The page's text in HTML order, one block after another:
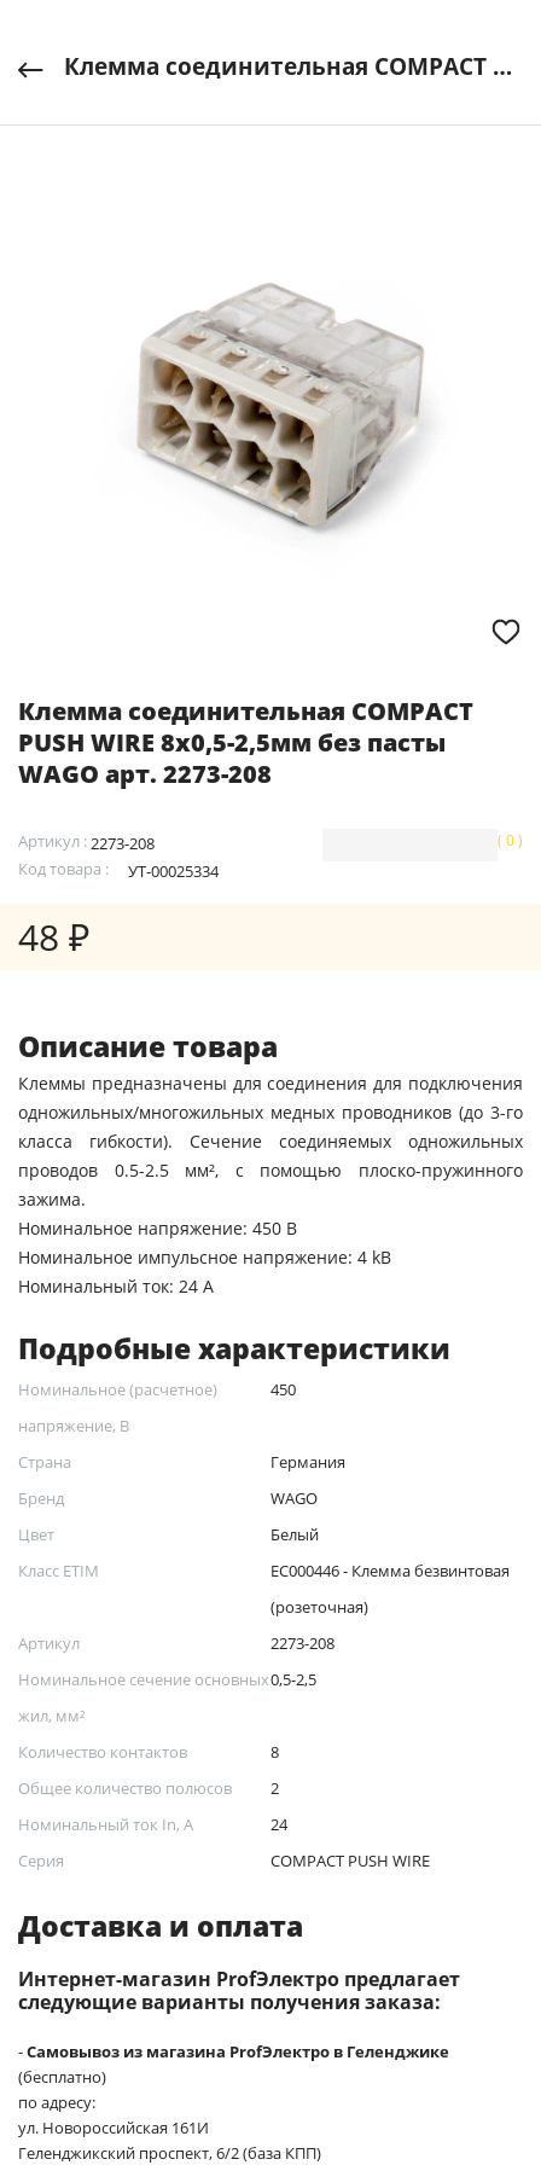
Клемма соединительная COMPACT PUSH WIRE 8х0,5-2,5мм без пасты WAGO арт. 2273-208
Клемма соединительная COMPACT
PUSH WIRE 8х0,5-2,5мм без пасты
WAGO арт. 2273-208
Артикул :2273-208
Код товара :
УТ-00025334
( 0 )
48 ₽
Описание товара
Клеммы предназначены для соединения для подключения
одножильных/многожильных медных проводников (до 3-го
класса гибкости). Сечение соединяемых одножильных
проводов 0.5-2.5 мм², с помощью плоско-пружинного
зажима.
Номинальное напряжение: 450 В
Номинальное импульсное напряжение: 4 kВ
Номинальный ток: 24 А
Подробные характеристики
Номинальное (расчетное)
напряжение, В
450
Страна
Германия
Бренд
WAGO
Цвет
Белый
Класс ETIM
EC000446 - Клемма безвинтовая
(розеточная)
Артикул
2273-208
Номинальное сечение основных
жил, мм²
0,5-2,5
Количество контактов
8
Общее количество полюсов
2
Номинальный ток In, А
24
Серия
COMPACT PUSH WIRE
Доставка и оплата
Интернет-магазин ProfЭлектро предлагает
следующие варианты получения заказа:
-Самовывоз из магазина ProfЭлектро в Геленджике
(бесплатно)
по адресу:
ул. Новороссийская 161И
Геленджикский проспект, 6/2 (база КПП)